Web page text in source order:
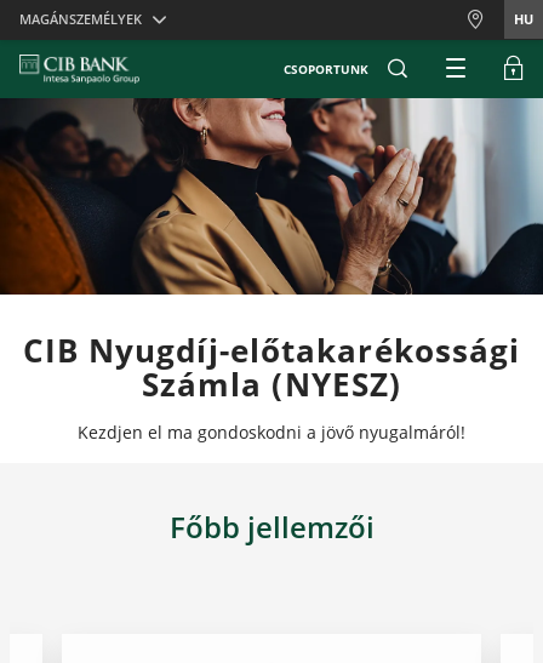
Skiplinks
MAGÁNSZEMÉLYEK HU
CSOPORTUNK
CIB Nyugdíj-előtakarékossági
Számla (NYESZ)
Kezdjen el ma gondoskodni a jövő nyugalmáról!
Főbb jellemzői